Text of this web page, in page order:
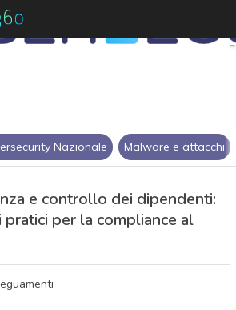
Nazionale Malware e attacchi
e controllo dei dipendenti:
per la compliance al